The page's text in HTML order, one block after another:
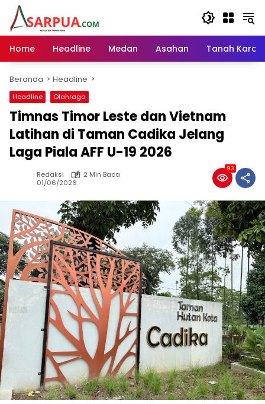
Langsung
konten
Home
Headline Medan Asahan Tanah Karo
Beranda Headline
Headline Olahraga
Timnas Timor Leste dan Vietnam
Latihan di Taman Cadika Jelang
Laga Piala AFF U-19 2026
Redaksi
2 Min Baca
01/06/2026
93